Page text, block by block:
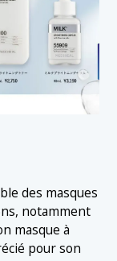
des masques
notamment
masque à
pour son